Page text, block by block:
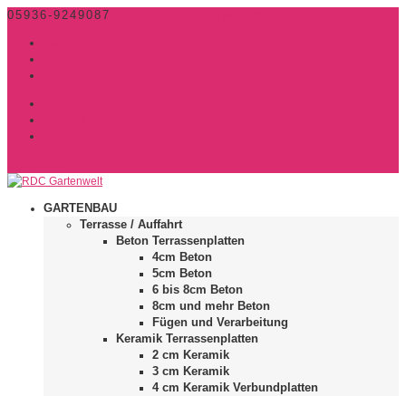
05936-9249087
GARTENBAU
Terrasse / Auffahrt
Beton Terrassenplatten
4cm Beton
5cm Beton
6 bis 8cm Beton
8cm und mehr Beton
Fügen und Verarbeitung
Keramik Terrassenplatten
2 cm Keramik
3 cm Keramik
4 cm Keramik Verbundplatten